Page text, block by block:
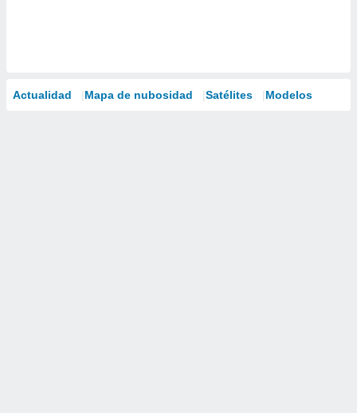
Actualidad Mapa de nubosidad Satélites Modelos